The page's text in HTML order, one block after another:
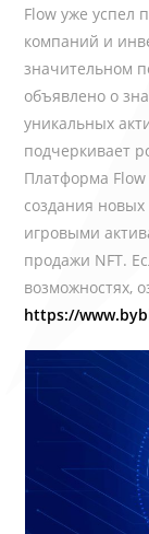
Flow уже успел
компаний и
значительном
объявлено о
уникальных
подчеркивает
Платформа Flow
создания
игровыми
продажи NFT.
возможностях,
https://